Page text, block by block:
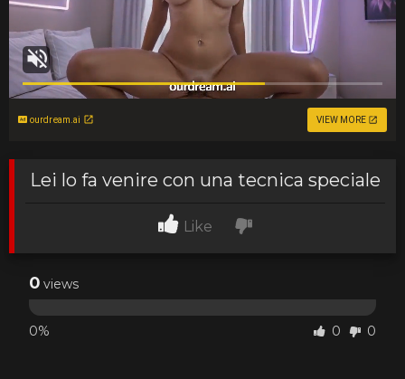
ourdream.ai VIEW MORE
Lei lo fa venire con una tecnica speciale
Like
0 views
0% 0 0